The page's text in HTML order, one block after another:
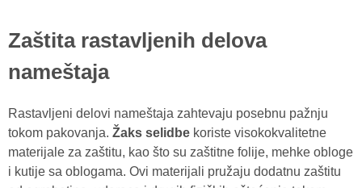
Zaštita rastavljenih delova
nameštaja
Rastavljeni delovi nameštaja zahtevaju posebnu pažnju
tokom pakovanja. Žaks selidbe koriste visokokvalitetne
materijale za zaštitu, kao što su zaštitne folije, mehke obloge
i kutije sa oblogama. Ovi materijali pružaju dodatnu zaštitu